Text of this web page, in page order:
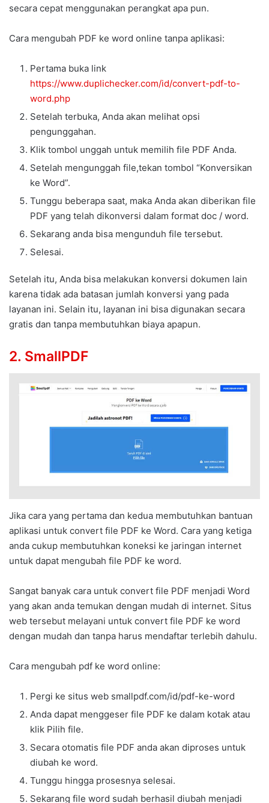
secara cepat menggunakan perangkat apa pun.
Cara mengubah PDF ke word online tanpa aplikasi:
Pertama buka link
https://www.duplichecker.com/id/convert-pdf-to-
word.php
Setelah terbuka, Anda akan melihat opsi
pengunggahan.
Klik tombol unggah untuk memilih file PDF Anda.
Setelah mengunggah file,tekan tombol “Konversikan
ke Word”.
Tunggu beberapa saat, maka Anda akan diberikan file
PDF yang telah dikonversi dalam format doc / word.
Sekarang anda bisa mengunduh file tersebut.
Selesai.
Setelah itu, Anda bisa melakukan konversi dokumen lain
karena tidak ada batasan jumlah konversi yang pada
layanan ini. Selain itu, layanan ini bisa digunakan secara
gratis dan tanpa membutuhkan biaya apapun.
2. SmallPDF
Jika cara yang pertama dan kedua membutuhkan bantuan
aplikasi untuk convert file PDF ke Word. Cara yang ketiga
anda cukup membutuhkan koneksi ke jaringan internet
untuk dapat mengubah file PDF ke word.
Sangat banyak cara untuk convert file PDF menjadi Word
yang akan anda temukan dengan mudah di internet. Situs
web tersebut melayani untuk convert file PDF ke word
dengan mudah dan tanpa harus mendaftar terlebih dahulu.
Cara mengubah pdf ke word online:
Pergi ke situs web smallpdf.com/id/pdf-ke-word
Anda dapat menggeser file PDF ke dalam kotak atau
klik Pilih file.
Secara otomatis file PDF anda akan diproses untuk
diubah ke word.
Tunggu hingga prosesnya selesai.
Sekarang file word sudah berhasil diubah menjadi